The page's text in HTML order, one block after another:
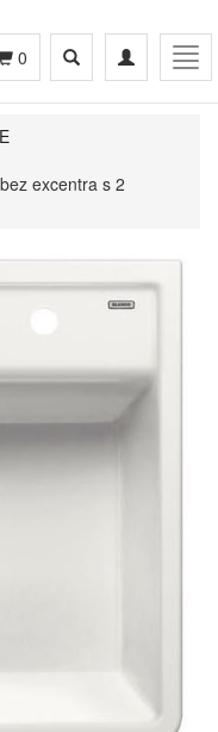
Toggle
navigation
Toggle
search
0
excentra s 2